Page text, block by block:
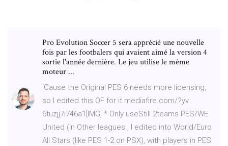
Pro Evolution Soccer 5 sera apprécié une nouvelle
fois par les footbalers qui avaient aimé la version 4
sortie l'année dernière. Le jeu utilise le même
moteur ...
‘Cause the Original PES 6 needs more licensing,
so I edited this OF for it.mediafire.com/?yv
6tuzjj7i746a1[IMG] * Only useStill 2teams PES/WE
United (in Other leagues , I edited into World/Euro
All Stars (like PES 1-2 on PSX), with players in PES